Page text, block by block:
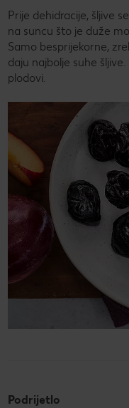
Prije dehidracije, šljive
na suncu što je duže
Samo besprijekorne,
daju najbolje suhe
plodovi.
Podrijetlo